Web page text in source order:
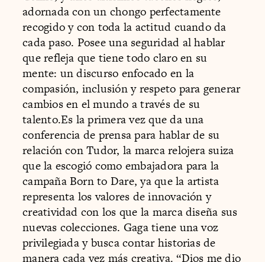
adornada con un chongo perfectamente
recogido y con toda la actitud cuando da
cada paso. Posee una seguridad al hablar
que refleja que tiene todo claro en su
mente: un discurso enfocado en la
compasión, inclusión y respeto para generar
cambios en el mundo a través de su
talento.Es la primera vez que da una
conferencia de prensa para hablar de su
relación con Tudor, la marca relojera suiza
que la escogió como embajadora para la
campaña Born to Dare, ya que la artista
representa los valores de innovación y
creatividad con los que la marca diseña sus
nuevas colecciones. Gaga tiene una voz
privilegiada y busca contar historias de
manera cada vez más creativa. “Dios me dio